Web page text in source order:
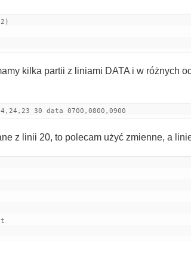
kilka partii z liniami DATA i w różnych
30 data 0700,0800,0900
z linii 20, to polecam użyć zmienne, a